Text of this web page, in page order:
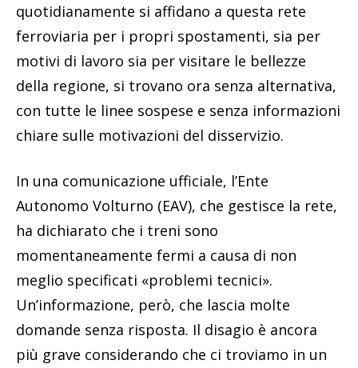
quotidianamente si affidano a questa rete
ferroviaria per i propri spostamenti, sia per
motivi di lavoro sia per visitare le bellezze
della regione, si trovano ora senza alternativa,
con tutte le linee sospese e senza informazioni
chiare sulle motivazioni del disservizio.
In una comunicazione ufficiale, l’Ente
Autonomo Volturno (EAV), che gestisce la rete,
ha dichiarato che i treni sono
momentaneamente fermi a causa di non
meglio specificati «problemi tecnici».
Un’informazione, però, che lascia molte
domande senza risposta. Il disagio è ancora
più grave considerando che ci troviamo in un